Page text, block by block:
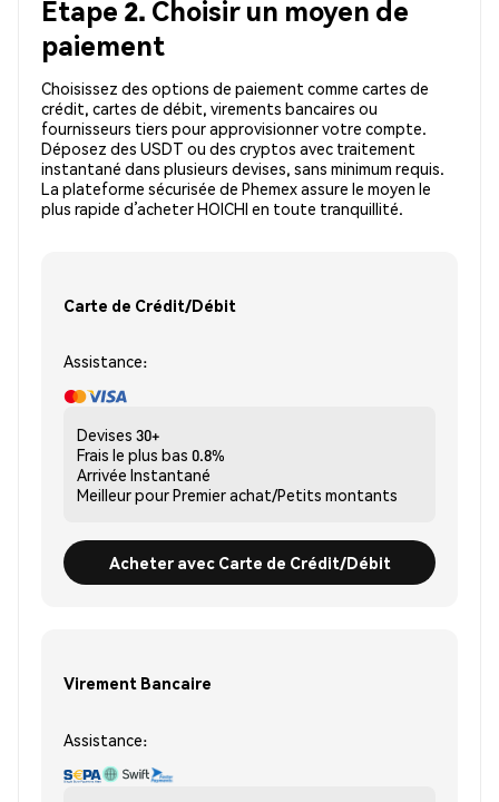
Étape 2. Choisir un moyen de
paiement
Choisissez des options de paiement comme cartes de
crédit, cartes de débit, virements bancaires ou
fournisseurs tiers pour approvisionner votre compte.
Déposez des USDT ou des cryptos avec traitement
instantané dans plusieurs devises, sans minimum requis.
La plateforme sécurisée de Phemex assure le moyen le
plus rapide d’acheter HOICHI en toute tranquillité.
Carte de Crédit/Débit
Assistance:
Devises 30+
Frais le plus bas 0.8%
Arrivée Instantané
Meilleur pourPremier achat/Petits montants
Acheter avec Carte de Crédit/Débit
Virement Bancaire
Assistance: